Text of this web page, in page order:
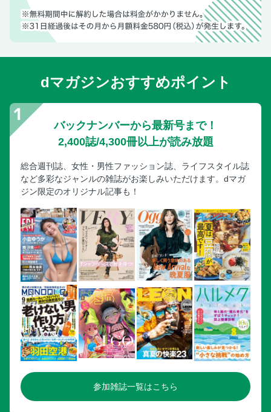
dマガジンおすすめポイント
バックナンバーから最新号まで！
2,400誌/4,300冊以上が読み放題
総合週刊誌、女性・男性ファッション誌、ライフスタイル誌
など多彩なジャンルの雑誌がお楽しみいただけます。dマガ
ジン限定のオリジナル記事も！
参加雑誌一覧はこちら